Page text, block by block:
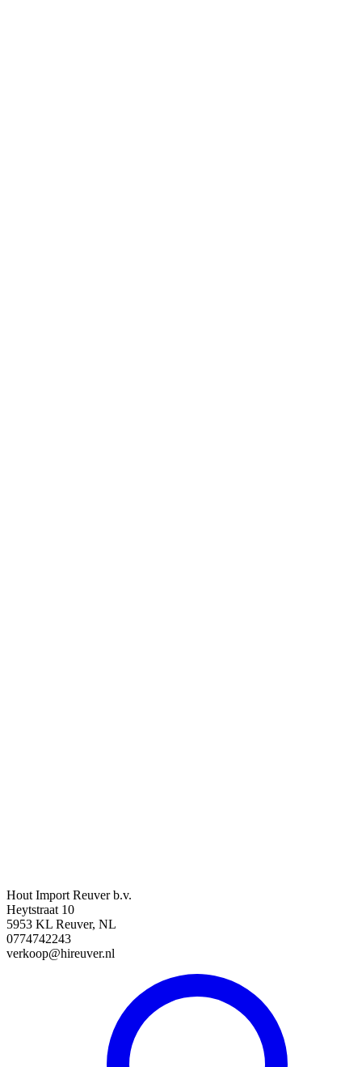
Hout Import Reuver b.v.
Heytstraat 10
5953 KL Reuver, NL
0774742243
verkoop@hireuver.nl